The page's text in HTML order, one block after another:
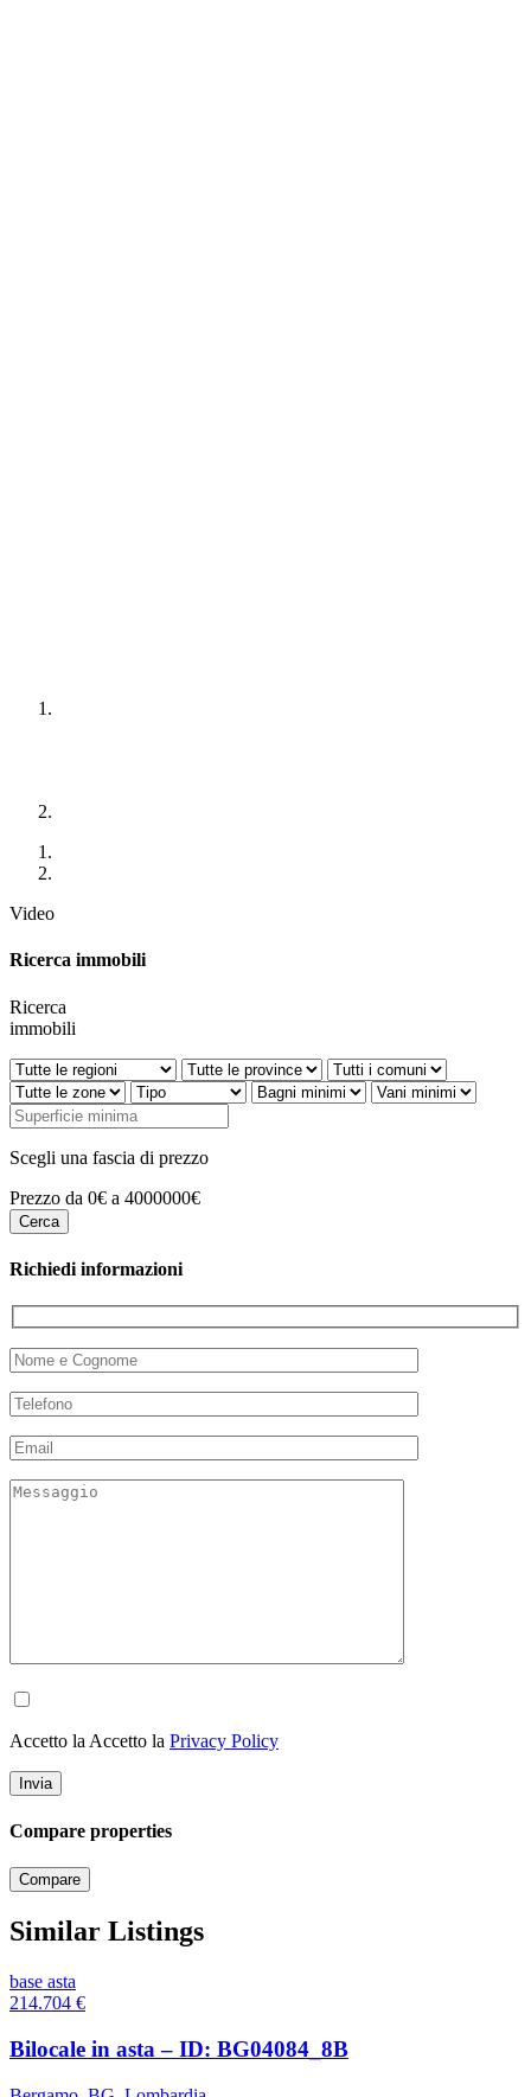
Video
Ricerca immobili
Ricerca
immobili
Scegli una fascia di prezzo
Prezzo da 0€ a 4000000€
Richiedi informazioni
Accetto la Accetto la Privacy Policy
Compare properties
Compare
Similar Listings
base asta
214.704 €
Bilocale in asta – ID: BG04084_8B